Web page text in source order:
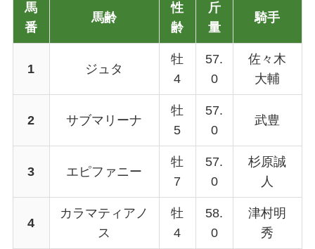
馬
番
馬齢
性
齢
斤
量
騎手
1 ジュタ
牡
4
57.
0
佐々木
大輔
2 サブマリーナ
牡
5
57.
0
武豊
3 エピファニー
牡
7
57.
0
杉原誠
人
4
カラマティアノ
ス
牡
4
58.
0
津村明
秀